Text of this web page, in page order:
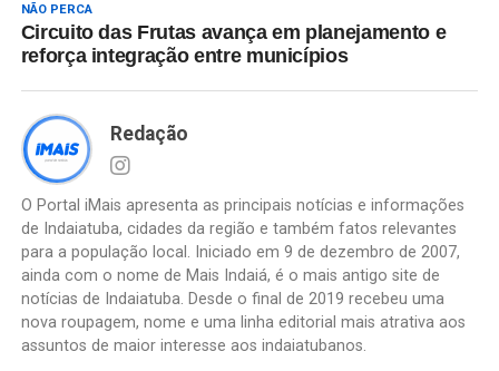
NÃO PERCA
Circuito das Frutas avança em planejamento e
reforça integração entre municípios
Redação
O Portal iMais apresenta as principais notícias e informações
de Indaiatuba, cidades da região e também fatos relevantes
para a população local. Iniciado em 9 de dezembro de 2007,
ainda com o nome de Mais Indaiá, é o mais antigo site de
notícias de Indaiatuba. Desde o final de 2019 recebeu uma
nova roupagem, nome e uma linha editorial mais atrativa aos
assuntos de maior interesse aos indaiatubanos.